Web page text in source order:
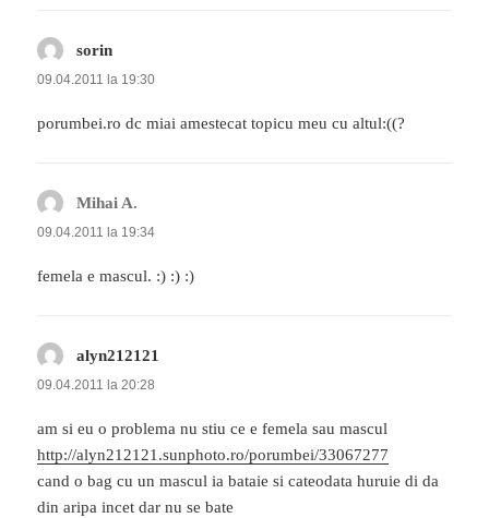
sorin
09.04.2011 la 19:30
porumbei.ro dc miai amestecat topicu meu cu altul:((?
Mihai A.
09.04.2011 la 19:34
femela e mascul. :) :) :)
alyn212121
09.04.2011 la 20:28
am si eu o problema nu stiu ce e femela sau mascul
http://alyn212121.sunphoto.ro/porumbei/33067277
cand o bag cu un mascul ia bataie si cateodata huruie di da
din aripa incet dar nu se bate